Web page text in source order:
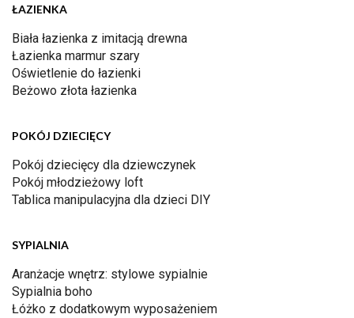
ŁAZIENKA
Biała łazienka z imitacją drewna
Łazienka marmur szary
Oświetlenie do łazienki
Beżowo złota łazienka
POKÓJ DZIECIĘCY
Pokój dziecięcy dla dziewczynek
Pokój młodzieżowy loft
Tablica manipulacyjna dla dzieci DIY
SYPIALNIA
Aranżacje wnętrz: stylowe sypialnie
Sypialnia boho
Łóżko z dodatkowym wyposażeniem